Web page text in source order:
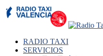
RADIO TAXI
SERVICIOS